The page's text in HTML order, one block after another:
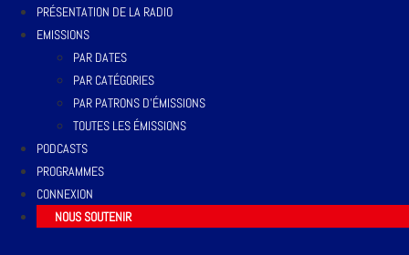
PRÉSENTATION DE LA RADIO
EMISSIONS
PAR DATES
PAR CATÉGORIES
PAR PATRONS D’ÉMISSIONS
TOUTES LES ÉMISSIONS
PODCASTS
PROGRAMMES
CONNEXION
NOUS SOUTENIR